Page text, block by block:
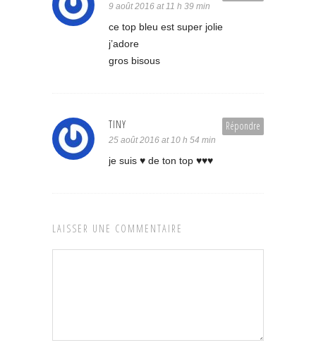
9 août 2016 at 11 h 39 min
ce top bleu est super jolie
j’adore
gros bisous
Répondre
TINY
25 août 2016 at 10 h 54 min
je suis ♥ de ton top ♥♥♥
LAISSER UNE COMMENTAIRE